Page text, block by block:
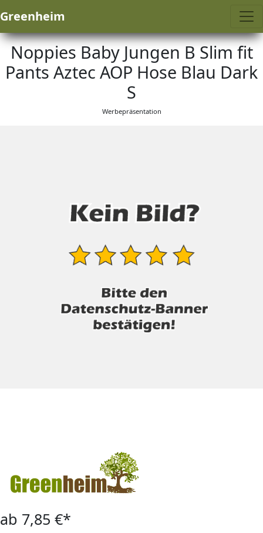
Greenheim
Noppies Baby Jungen B Slim fit
Pants Aztec AOP Hose Blau Dark
S
Werbepräsentation
ab 7,85 €*